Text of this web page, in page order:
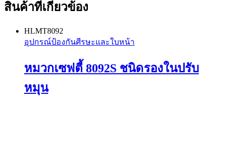
สินค้าที่เกี่ยวข้อง
HLMT8092
อุปกรณ์ป้องกันศีรษะและใบหน้า
หมวกเซฟตี้ 8092S ชนิดรองในปรับ
หมุน